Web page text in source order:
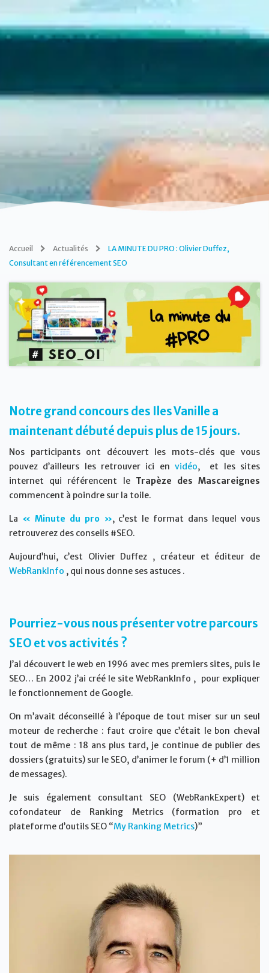
Accueil Actualités
LA MINUTE DU PRO : Olivier Duffez,
Consultant en référencement SEO
Notre grand concours des Iles Vanille a
maintenant débuté depuis plus de 15 jours.
Nos participants ont découvert les mots-clés que vous
pouvez d’ailleurs les retrouver ici en vidéo, et les sites
internet qui référencent le Trapèze des Mascareignes
commencent à poindre sur la toile.
La « Minute du pro », c’est le format dans lequel vous
retrouverez des conseils #SEO.
Aujourd’hui, c’est Olivier Duffez , créateur et éditeur de
WebRankInfo , qui nous donne ses astuces .
Pourriez-vous nous présenter votre parcours
SEO et vos activités ?
J’ai découvert le web en 1996 avec mes premiers sites, puis le
SEO… En 2002 j’ai créé le site WebRankInfo , pour expliquer
le fonctionnement de Google.
On m’avait déconseillé à l’époque de tout miser sur un seul
moteur de recherche : faut croire que c’était le bon cheval
tout de même : 18 ans plus tard, je continue de publier des
dossiers (gratuits) sur le SEO, d’animer le forum (+ d’1 million
de messages).
Je suis également consultant SEO (WebRankExpert) et
cofondateur de Ranking Metrics (formation pro et
plateforme d’outils SEO “My Ranking Metrics)”